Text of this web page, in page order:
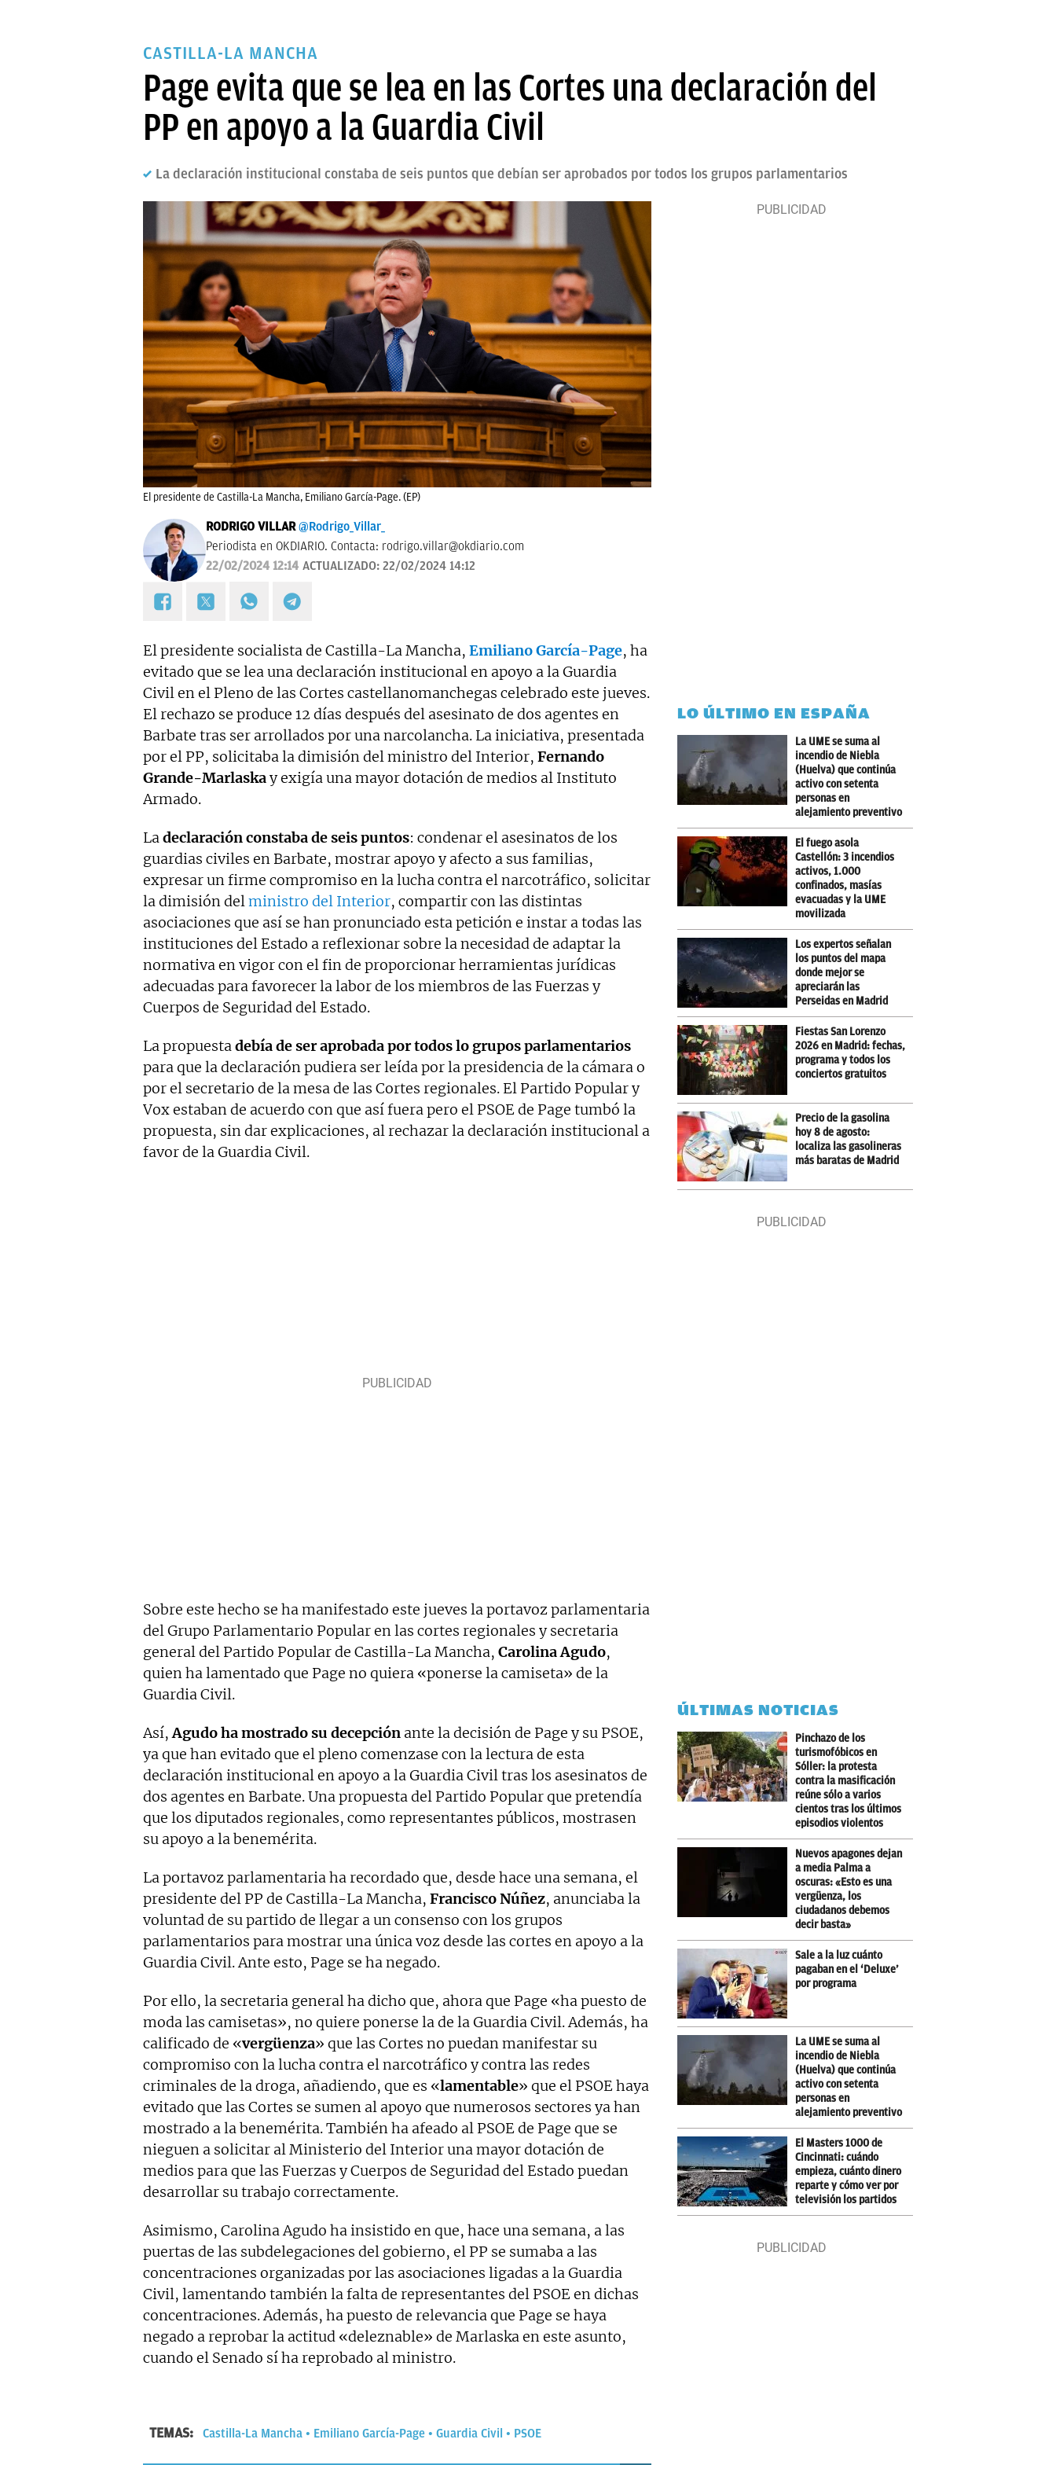
CASTILLA-LA MANCHA
Page evita que se lea en las Cortes una declaración del
PP en apoyo a la Guardia Civil
La declaración institucional constaba de seis puntos que debían ser aprobados por todos los grupos parlamentarios
El presidente de Castilla-La Mancha, Emiliano García-Page. (EP)
RODRIGO VILLAR @Rodrigo_Villar_
Periodista en OKDIARIO. Contacta: rodrigo.villar@okdiario.com
22/02/2024 12:14 ACTUALIZADO: 22/02/2024 14:12
El presidente socialista de Castilla-La Mancha, Emiliano García-Page, ha
evitado que se lea una declaración institucional en apoyo a la Guardia
Civil en el Pleno de las Cortes castellanomanchegas celebrado este jueves.
El rechazo se produce 12 días después del asesinato de dos agentes en
Barbate tras ser arrollados por una narcolancha. La iniciativa, presentada
por el PP, solicitaba la dimisión del ministro del Interior, Fernando
Grande-Marlaskay exigía una mayor dotación de medios al Instituto
Armado.
Ladeclaración constaba de seis puntos: condenar el asesinatos de los
guardias civiles en Barbate, mostrar apoyo y afecto a sus familias,
expresar un firme compromiso en la lucha contra el narcotráfico, solicitar
la dimisión delministro del Interior, compartir con las distintas
asociaciones que así se han pronunciado esta petición e instar a todas las
instituciones del Estado a reflexionar sobre la necesidad de adaptar la
normativa en vigor con el fin de proporcionar herramientas jurídicas
adecuadas para favorecer la labor de los miembros de las Fuerzas y
Cuerpos de Seguridad del Estado.
La propuestadebía de ser aprobada por todos lo grupos parlamentarios
para que la declaración pudiera ser leída por la presidencia de la cámara o
por el secretario de la mesa de las Cortes regionales. El Partido Popular y
Vox estaban de acuerdo con que así fuera pero el PSOE de Page tumbó la
propuesta, sin dar explicaciones, al rechazar la declaración institucional a
favor de la Guardia Civil.
Sobre este hecho se ha manifestado este jueves la portavoz parlamentaria
del Grupo Parlamentario Popular en las cortes regionales y secretaria
general del Partido Popular de Castilla-La Mancha, Carolina Agudo,
quien ha lamentado que Page no quiera «ponerse la camiseta» de la
Guardia Civil.
Así,Agudo ha mostrado su decepción ante la decisión de Page y su PSOE,
ya que han evitado que el pleno comenzase con la lectura de esta
declaración institucional en apoyo a la Guardia Civil tras los asesinatos de
dos agentes en Barbate. Una propuesta del Partido Popular que pretendía
que los diputados regionales, como representantes públicos, mostrasen
su apoyo a la benemérita.
La portavoz parlamentaria ha recordado que, desde hace una semana, el
presidente del PP de Castilla-La Mancha, Francisco Núñez, anunciaba la
voluntad de su partido de llegar a un consenso con los grupos
parlamentarios para mostrar una única voz desde las cortes en apoyo a la
Guardia Civil. Ante esto, Page se ha negado.
Por ello, la secretaria general ha dicho que, ahora que Page «ha puesto de
moda las camisetas», no quiere ponerse la de la Guardia Civil. Además, ha
calificado de «vergüenza» que las Cortes no puedan manifestar su
compromiso con la lucha contra el narcotráfico y contra las redes
criminales de la droga, añadiendo, que es «lamentable» que el PSOE haya
evitado que las Cortes se sumen al apoyo que numerosos sectores ya han
mostrado a la benemérita. También ha afeado al PSOE de Page que se
nieguen a solicitar al Ministerio del Interior una mayor dotación de
medios para que las Fuerzas y Cuerpos de Seguridad del Estado puedan
desarrollar su trabajo correctamente.
Asimismo, Carolina Agudo ha insistido en que, hace una semana, a las
puertas de las subdelegaciones del gobierno, el PP se sumaba a las
concentraciones organizadas por las asociaciones ligadas a la Guardia
Civil, lamentando también la falta de representantes del PSOE en dichas
concentraciones. Además, ha puesto de relevancia que Page se haya
negado a reprobar la actitud «deleznable» de Marlaska en este asunto,
cuando el Senado sí ha reprobado al ministro.
TEMAS: Castilla-La Mancha Emiliano García-Page Guardia Civil PSOE
LO ÚLTIMO EN ESPAÑA
La UME se suma al
incendio de Niebla
(Huelva) que continúa
activo con setenta
personas en
alejamiento preventivo
El fuego asola
Castellón: 3 incendios
activos, 1.000
confinados, masías
evacuadas y la UME
movilizada
Los expertos señalan
los puntos del mapa
donde mejor se
apreciarán las
Perseidas en Madrid
Fiestas San Lorenzo
2026 en Madrid: fechas,
programa y todos los
conciertos gratuitos
Precio de la gasolina
hoy 8 de agosto:
localiza las gasolineras
más baratas de Madrid
ÚLTIMAS NOTICIAS
Pinchazo de los
turismofóbicos en
Sóller: la protesta
contra la masificación
reúne sólo a varios
cientos tras los últimos
episodios violentos
Nuevos apagones dejan
a media Palma a
oscuras: «Esto es una
vergüenza, los
ciudadanos debemos
decir basta»
Sale a la luz cuánto
pagaban en el ‘Deluxe’
por programa
La UME se suma al
incendio de Niebla
(Huelva) que continúa
activo con setenta
personas en
alejamiento preventivo
El Masters 1000 de
Cincinnati: cuándo
empieza, cuánto dinero
reparte y cómo ver por
televisión los partidos